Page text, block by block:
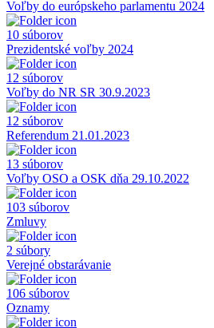
Voľby do európskeho parlamentu 2024
10 súborov
Prezidentské voľby 2024
12 súborov
Voľby do NR SR 30.9.2023
12 súborov
Referendum 21.01.2023
13 súborov
Voľby OSO a OSK dňa 29.10.2022
103 súborov
Zmluvy
2 súbory
Verejné obstarávanie
106 súborov
Oznamy